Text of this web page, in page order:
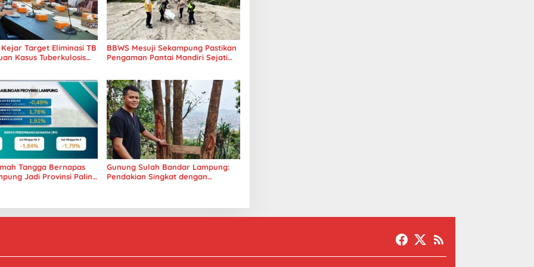
Target Eliminasi TB
Kasus Tuberkulosis
BBWS Mesuji Sekampung Pastikan
Pengaman Pantai Mandiri Sejati
Tangga Bernapas
Jadi Provinsi Paling
Gunung Sulah Bandar Lampung:
Pendakian Singkat dengan